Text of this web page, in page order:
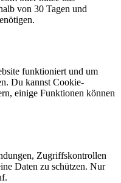
von 30 Tagen und
funktioniert und um
Du kannst Cookie-
einige Funktionen können
Zugriffskontrollen
Daten zu schützen. Nur